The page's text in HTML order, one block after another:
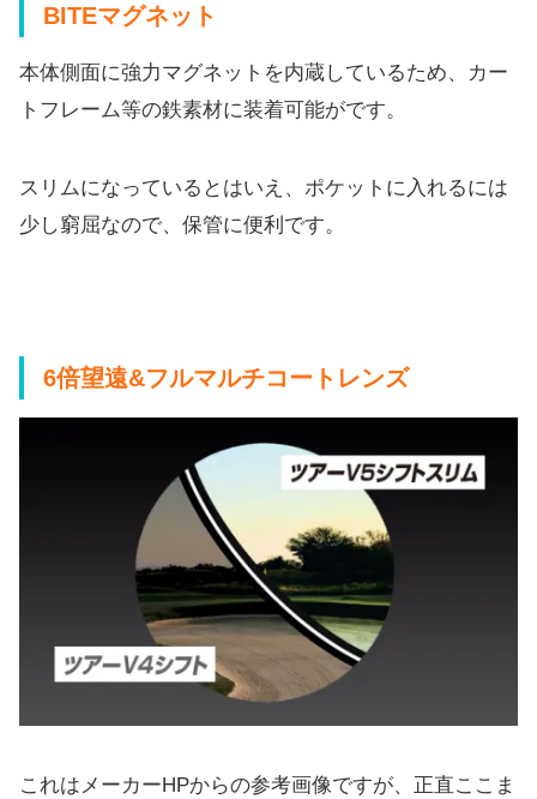
BITEマグネット
本体側面に強力マグネットを内蔵しているため、
カー
トフレーム等の鉄素材に装着可能がです。
スリムになっているとはいえ、ポケットに入れるには
少し窮屈なので、保管に便利です。
6倍望遠&フルマルチコートレンズ
これはメーカーHPからの参考画像ですが、正直ここま